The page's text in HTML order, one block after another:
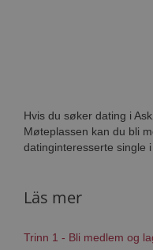
Hvis du søker dating i
Møteplassen kan du bli
datinginteresserte single
Läs mer
Trinn 1 - Bli medlem og